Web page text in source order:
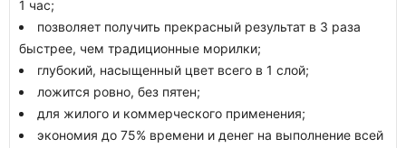
1 час;
позволяет получить прекрасный результат в 3 раза
быстрее, чем традиционные морилки;
глубокий, насыщенный цвет всего в 1 слой;
ложится ровно, без пятен;
для жилого и коммерческого применения;
экономия до 75% времени и денег на выполнение всей